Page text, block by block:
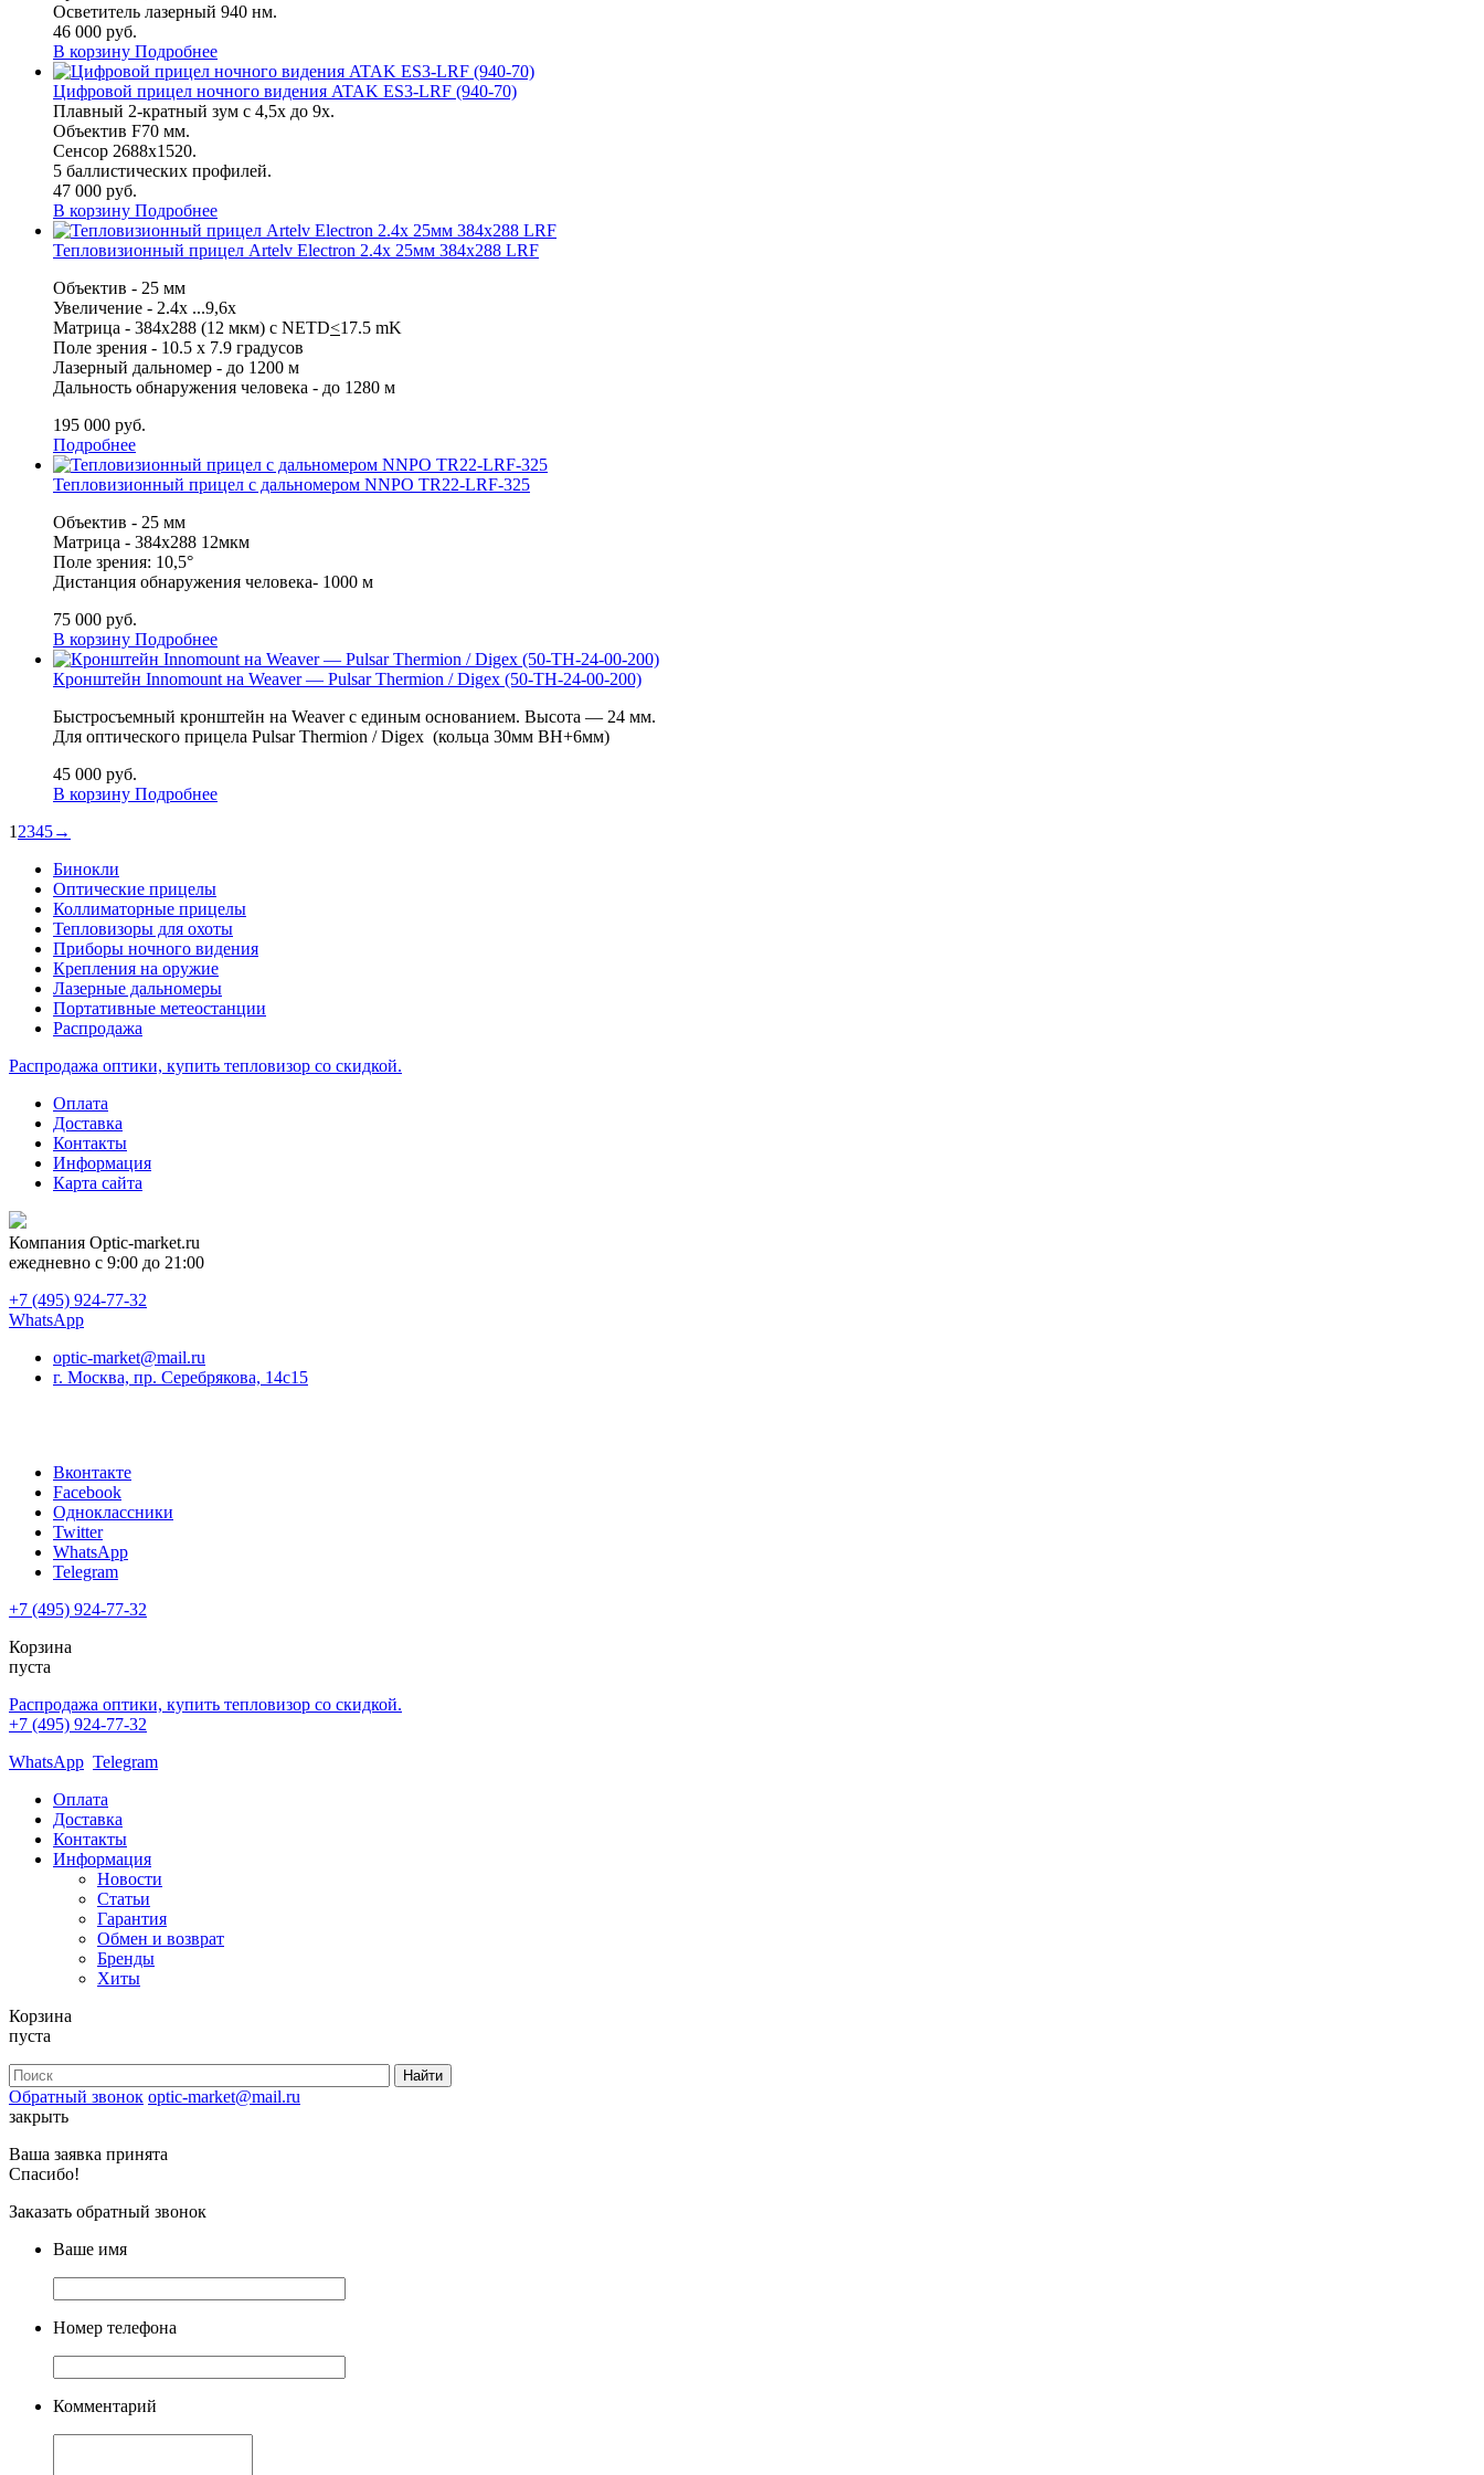
Осветитель лазерный 940 нм.
46 000 руб.
В корзину Подробнее
Цифровой прицел ночного видения ATAK ES3-LRF (940-70)
Плавный 2-кратный зум с 4,5x до 9x.
Объектив F70 мм.
Сенсор 2688x1520.
5 баллистических профилей.
47 000 руб.
В корзину Подробнее
Тепловизионный прицел Artelv Electron 2.4x 25мм 384x288 LRF
Объектив - 25 мм
Увеличение - 2.4x ...9,6x
Матрица - 384x288 (12 мкм) с NETD<17.5 mK
Поле зрения - 10.5 x 7.9 градусов
Лазерный дальномер - до 1200 м
Дальность обнаружения человека - до 1280 м
195 000 руб.
Подробнее
Тепловизионный прицел с дальномером NNPO TR22-LRF-325
Объектив - 25 мм
Матрица - 384x288 12мкм
Поле зрения: 10,5°
Дистанция обнаружения человека- 1000 м
75 000 руб.
В корзину Подробнее
Кронштейн Innomount на Weaver — Pulsar Thermion / Digex (50-TH-24-00-200)
Быстросъемный кронштейн на Weaver с единым основанием. Высота — 24 мм.
Для оптического прицела Pulsar Thermion / Digex (кольца 30мм BH+6мм)
45 000 руб.
В корзину Подробнее
1 2345→
Бинокли
Оптические прицелы
Коллиматорные прицелы
Тепловизоры для охоты
Приборы ночного видения
Крепления на оружие
Лазерные дальномеры
Портативные метеостанции
Распродажа
Распродажа оптики, купить тепловизор со скидкой.
Оплата
Доставка
Контакты
Информация
Карта сайта
Компания Optic-market.ru
ежедневно с 9:00 до 21:00
+7 (495) 924-77-32
WhatsApp
optic-market@mail.ru
г. Москва, пр. Серебрякова, 14с15
Вконтакте
Facebook
Одноклассники
Twitter
WhatsApp
Telegram
+7 (495) 924-77-32
Корзина
пуста
Распродажа оптики, купить тепловизор со скидкой.
+7 (495) 924-77-32
WhatsApp Telegram
Оплата
Доставка
Контакты
Информация
Новости
Статьи
Гарантия
Обмен и возврат
Бренды
Хиты
Корзина
пуста
Обратный звонок optic-market@mail.ru
закрыть
Ваша заявка принята
Спасибо!
Заказать обратный звонок
Ваше имя
Номер телефона
Комментарий